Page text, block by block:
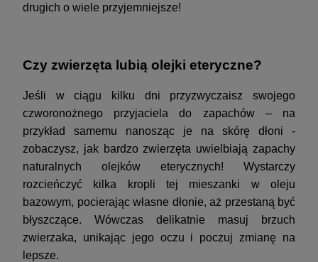
drugich o wiele przyjemniejsze!
Czy zwierzęta lubią olejki eteryczne?
Jeśli w ciągu kilku dni przyzwyczaisz swojego
czworonożnego przyjaciela do zapachów – na
przykład samemu nanosząc je na skórę dłoni -
zobaczysz, jak bardzo zwierzęta uwielbiają zapachy
naturalnych olejków eterycznych! Wystarczy
rozcieńczyć kilka kropli tej mieszanki w oleju
bazowym, pocierając własne dłonie, aż przestaną być
błyszczące. Wówczas delikatnie masuj brzuch
zwierzaka, unikając jego oczu i poczuj zmianę na
lepsze.